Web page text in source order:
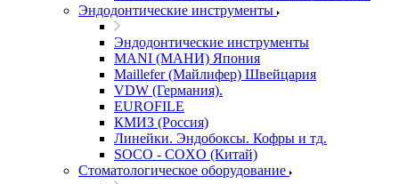
Эндодонтические инструменты
Эндодонтические инструменты
MANI (МАНИ) Япония
Maillefer (Майлифер) Швейцария
VDW (Германия).
EUROFILE
КМИЗ (Россия)
Линейки. Эндобоксы. Кофры и тд.
SOCO - COXO (Китай)
Стоматологическое оборудование